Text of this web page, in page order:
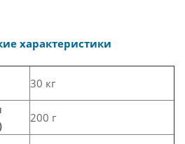
характеристики
30 кг
200 г